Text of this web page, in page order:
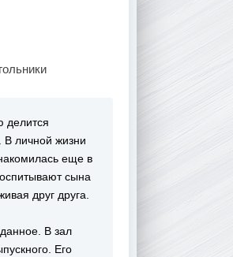
делится
В личной жизни
еще в
сына
друг друга.
В зал
Его